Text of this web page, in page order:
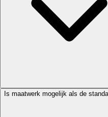
Is maatwerk mogelijk als de